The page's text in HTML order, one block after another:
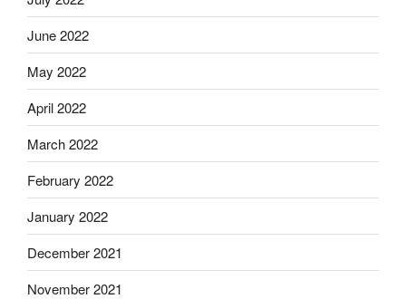
June 2022
May 2022
April 2022
March 2022
February 2022
January 2022
December 2021
November 2021